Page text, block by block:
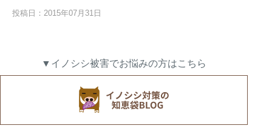
熊出没地域の対策法！安全な
メルマガ登録
投稿日：2015年07月31日
▼イノシシ被害でお悩みの方はこちら